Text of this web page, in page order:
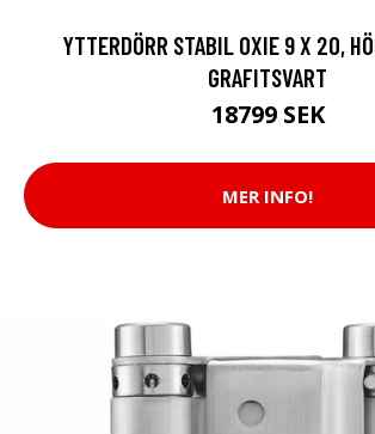
YTTERDÖRR STABIL OXIE 9 X 20,
GRAFITSVART
18799 SEK
MER INFO!